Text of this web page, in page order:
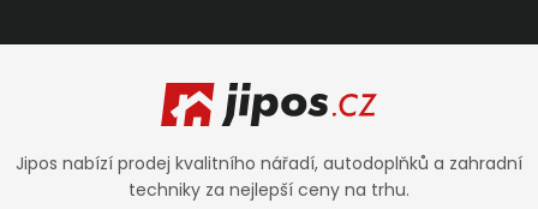
Jipos nabízí prodej kvalitního nářadí, autodoplňků a zahradní
techniky za nejlepší ceny na trhu.